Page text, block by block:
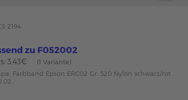
2194
zu F052002
3,43€
(1 Variante)
Farbband Epson ERC02 Gr. 520 Nylon schwarz/rot